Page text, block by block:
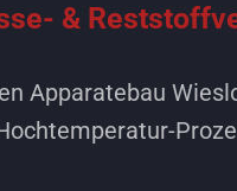
&
Apparatebau